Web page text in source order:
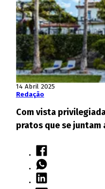
14 Abril 2025
Redação
Com vista
pratos que se juntam